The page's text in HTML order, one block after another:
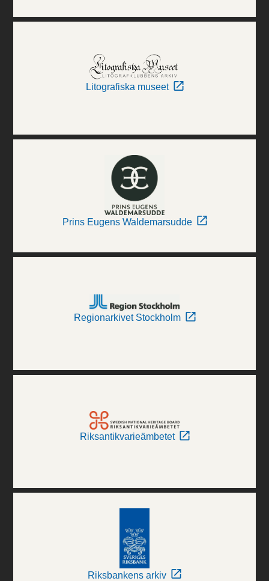
Litografiska museet
Prins Eugens Waldemarsudde
Regionarkivet Stockholm
Riksantikvarieämbetet
Riksbankens arkiv